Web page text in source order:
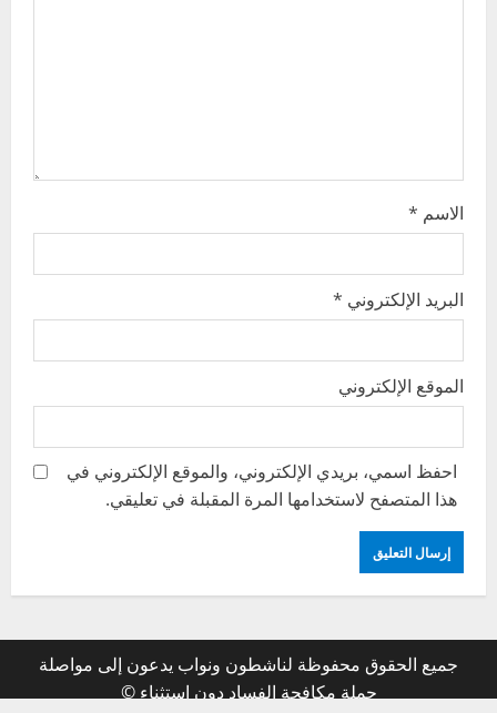
الاسم *
البريد الإلكتروني *
الموقع الإلكتروني
احفظ اسمي، بريدي الإلكتروني، والموقع الإلكتروني في
هذا المتصفح لاستخدامها المرة المقبلة في تعليقي.
جميع الحقوق محفوظة لناشطون ونواب يدعون إلى مواصلة
حملة مكافحة الفساد دون استثناء ©